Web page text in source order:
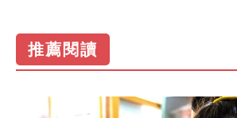
推薦閱讀